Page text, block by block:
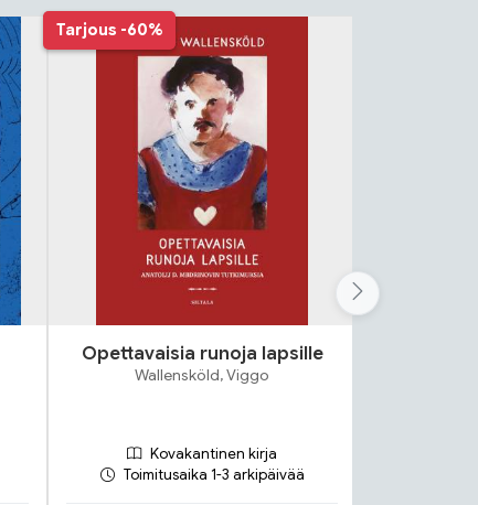
Tarjous -60%
Opettavaisia runoja lapsille
Wallensköld, Viggo
Kovakantinen kirja
Toimitusaika 1-3 arkipäivää